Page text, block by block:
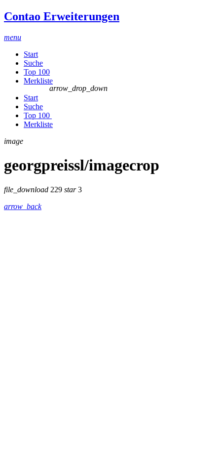
Contao Erweiterungen
menu
Start
Suche
Top 100
Merkliste
Start
Suche
Top 100
arrow_drop_down
Merkliste
image
georgpreissl/imagecrop
file_download 229 star3
arrow_back